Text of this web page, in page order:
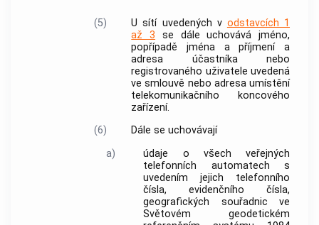
(5) U sítí uvedených v odstavcích 1
až 3 se dále uchovává jméno,
popřípadě jména a příjmení a
adresa účastníka nebo
registrovaného uživatele uvedená
ve smlouvě nebo adresa umístění
telekomunikačního koncového
zařízení.
(6)
Dále se uchovávají
a)
údaje o všech veřejných
telefonních automatech s
uvedením jejich telefonního
čísla, evidenčního čísla,
geografických souřadnic ve
Světovém geodetickém